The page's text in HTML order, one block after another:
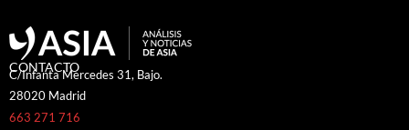
CONTACTO
C/Infanta Mercedes 31, Bajo.
28020 Madrid
663 271 716